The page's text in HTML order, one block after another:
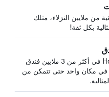
من ملايين النزلاء، مثلك
بكل ثقة!
يبحث HotelsCombined في أكثر من 3 ملايين فندق
في مكان واحد حتى تتمكن من